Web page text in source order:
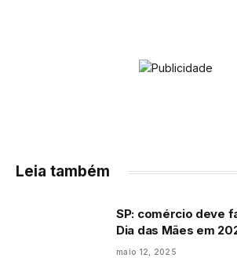
Leia também
SP: comércio deve
Dia das Mães em
Fecomércio
maio 12, 2025